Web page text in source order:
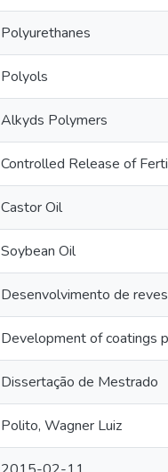
Polyurethanes
Polyols
Alkyds Polymers
Controlled Release of
Castor Oil
Soybean Oil
Desenvolvimento de
Development of coatings
Dissertação de Mestrado
Polito, Wagner Luiz